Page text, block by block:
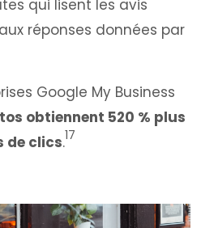
qui lisent les avis
réponses données par
Google My Business
obtiennent 520 % plus
de clics.17